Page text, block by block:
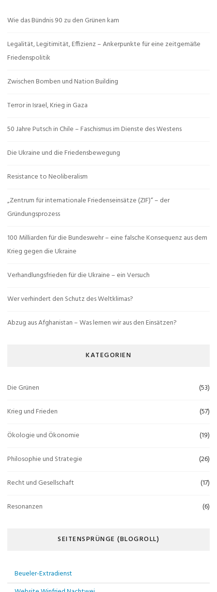
Wie das Bündnis 90 zu den Grünen kam
Legalität, Legitimität, Effizienz – Ankerpunkte für eine zeitgemäße
Friedenspolitik
Zwischen Bomben und Nation Building
Terror in Israel, Krieg in Gaza
50 Jahre Putsch in Chile – Faschismus im Dienste des Westens
Die Ukraine und die Friedensbewegung
Resistance to Neoliberalism
„Zentrum für internationale Friedenseinsätze (ZIF)“ – der
Gründungsprozess
100 Milliarden für die Bundeswehr – eine falsche Konsequenz aus dem
Krieg gegen die Ukraine
Verhandlungsfrieden für die Ukraine – ein Versuch
Wer verhindert den Schutz des Weltklimas?
Abzug aus Afghanistan – Was lernen wir aus den Einsätzen?
KATEGORIEN
Die Grünen (53)
Krieg und Frieden (57)
Ökologie und Ökonomie (19)
Philosophie und Strategie (26)
Recht und Gesellschaft (17)
Resonanzen (6)
SEITENSPRÜNGE (BLOGROLL)
Beueler-Extradienst